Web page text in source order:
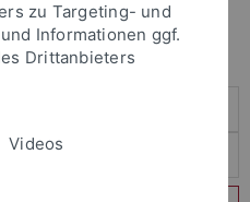
und Ihr Passwort an um sich
zu Targeting- und
Informationen ggf.
Drittanbieters
Videos